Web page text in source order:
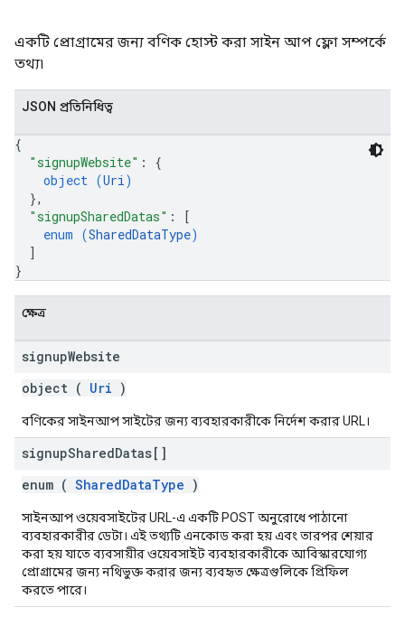
একটি প্রোগ্রামের জন্য বণিক হোস্ট করা সাইন আপ ফ্লো সম্পর্কে
তথ্য৷
JSON প্রতিনিধিত্ব
{
"signupWebsite" : {
object (Uri)
},
"signupSharedDatas" :
[
enum (SharedDataType)
]
}
ক্ষেত্র
signupWebsite
object ( Uri )
বণিকের সাইনআপ সাইটের জন্য ব্যবহারকারীকে নির্দেশ করার URL।
signupSharedDatas[]
enum ( SharedDataType )
সাইনআপ ওয়েবসাইটের URL-এ একটি POST অনুরোধে পাঠানো
ব্যবহারকারীর ডেটা। এই তথ্যটি এনকোড করা হয় এবং তারপর শেয়ার
করা হয় যাতে ব্যবসায়ীর ওয়েবসাইট ব্যবহারকারীকে আবিস্কারযোগ্য
প্রোগ্রামের জন্য নথিভুক্ত করার জন্য ব্যবহৃত ক্ষেত্রগুলিকে প্রিফিল
করতে পারে।